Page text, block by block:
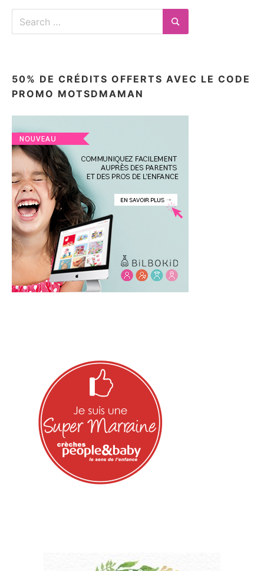
Search
for:
Search
50% DE CRÉDITS OFFERTS AVEC LE CODE
PROMO MOTSDMAMAN